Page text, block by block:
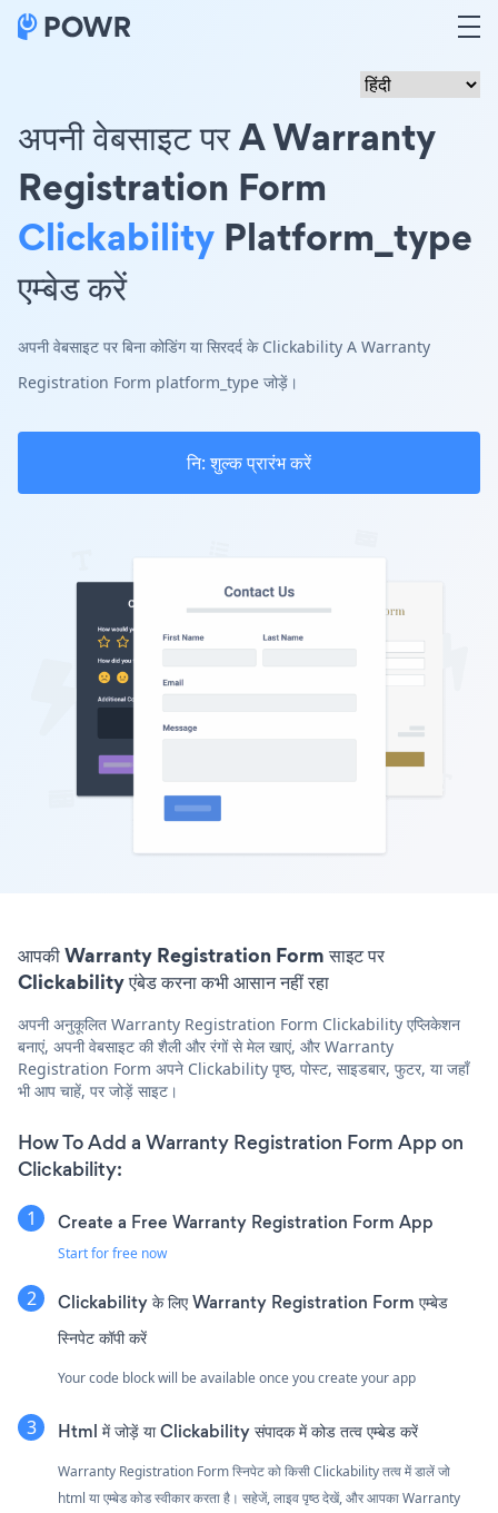
अपनी वेबसाइट पर A Warranty
Registration Form
Clickability Platform_type
एम्बेड करें
अपनी वेबसाइट पर बिना कोडिंग या सिरदर्द के Clickability A Warranty
Registration Form platform_type जोड़ें।
नि: शुल्क प्रारंभ करें
आपकी Warranty Registration Form साइट पर
Clickability एंबेड करना कभी आसान नहीं रहा
अपनी अनुकूलित Warranty Registration Form Clickability एप्लिकेशन
बनाएं, अपनी वेबसाइट की शैली और रंगों से मेल खाएं, और Warranty
Registration Form अपने Clickability पृष्ठ, पोस्ट, साइडबार, फुटर, या जहाँ
भी आप चाहें, पर जोड़ें साइट।
How To Add a Warranty Registration Form App on
Clickability:
Create a Free Warranty Registration Form App
Start for free now
Clickability के लिए Warranty Registration Form एम्बेड
स्निपेट कॉपी करें
Your code block will be available once you create your app
Html में जोड़ें या Clickability संपादक में कोड तत्व एम्बेड करें
Warranty Registration Form स्निपेट को किसी Clickability तत्व में डालें जो
html या एम्बेड कोड स्वीकार करता है। सहेजें, लाइव पृष्ठ देखें, और आपका Warranty